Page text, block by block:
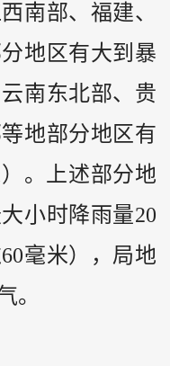
南部、福建、
地区有大到暴
南东北部、贵
地部分地区有
。上述部分地
小时降雨量20
毫米），局地
。